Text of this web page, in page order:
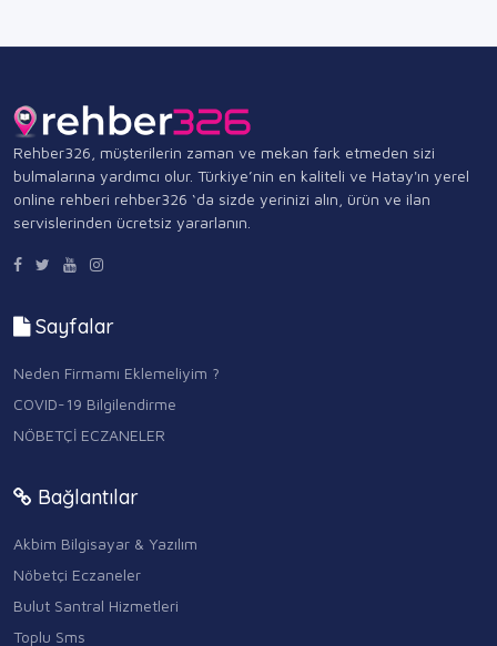
Rehber326, müşterilerin zaman ve mekan fark etmeden sizi
bulmalarına yardımcı olur. Türkiye’nin en kaliteli ve Hatay'ın yerel
online rehberi rehber326 ‘da sizde yerinizi alın, ürün ve ilan
servislerinden ücretsiz yararlanın.
Sayfalar
Neden Firmamı Eklemeliyim ?
COVID-19 Bilgilendirme
NÖBETÇİ ECZANELER
Bağlantılar
Akbim Bilgisayar & Yazılım
Nöbetçi Eczaneler
Bulut Santral Hizmetleri
Toplu Sms